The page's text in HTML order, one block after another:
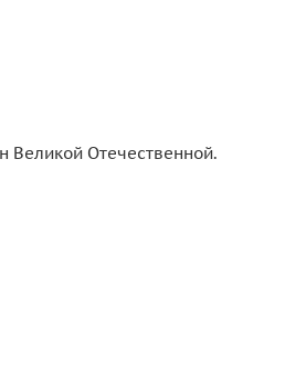
Великой Отечественной.